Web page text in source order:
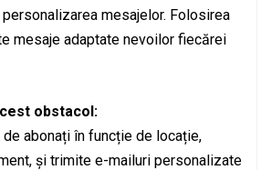
mesajelor. Folosirea
mesaje adaptate nevoilor fiecărei
obstacol:
abonați în funcție de locație,
și trimite e-mailuri personalizate